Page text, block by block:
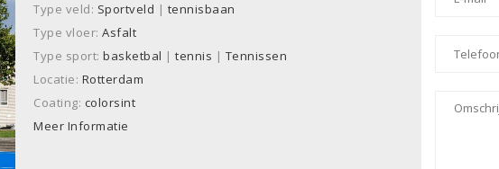
Type veld: Sportveld | tennisbaan
Type vloer: Asfalt
Type sport: basketbal | tennis | Tennissen
Locatie: Rotterdam
Coating: colorsint
Meer Informatie